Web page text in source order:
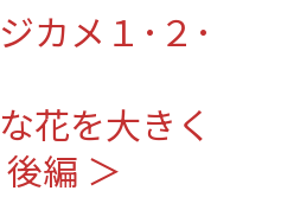
カメ１･２･
花を大きく
編 ＞